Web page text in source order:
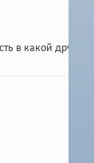
какой